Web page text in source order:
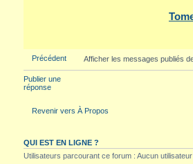
Précédent Afficher les messages publiés
Publier une
réponse
Revenir vers À Propos
QUI EST EN LIGNE ?
Utilisateurs parcourant ce forum : Aucun